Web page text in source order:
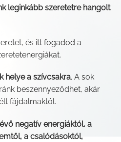
leginkább szeretetre hangolt
és itt fogadod a
helye a szívcsakra. A sok
beszennyeződhet, akár
fájdalmaktól.
negatív energiáktól, a
a csalódásoktól,